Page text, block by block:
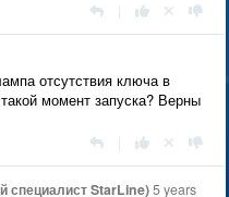
отсутствия ключа в
момент запуска? Верны
специалист StarLine)5 years